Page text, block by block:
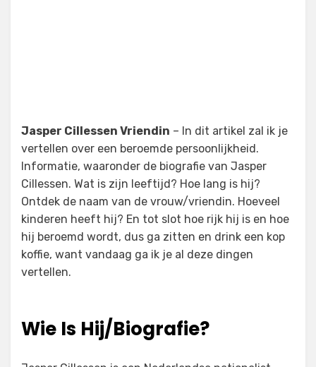
Jasper Cillessen Vriendin – In dit artikel zal ik je
vertellen over een beroemde persoonlijkheid.
Informatie, waaronder de biografie van Jasper
Cillessen. Wat is zijn leeftijd? Hoe lang is hij?
Ontdek de naam van de vrouw/vriendin. Hoeveel
kinderen heeft hij? En tot slot hoe rijk hij is en hoe
hij beroemd wordt, dus ga zitten en drink een kop
koffie, want vandaag ga ik je al deze dingen
vertellen.
Wie Is Hij/Biografie?